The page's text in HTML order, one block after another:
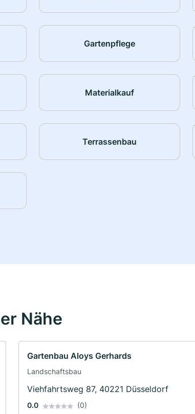
Gartenpflege
Materialkauf
Terrassenbau
Nähe
Gartenbau Aloys Gerhards
Landschaftsbau
Viehfahrtsweg 87, 40221 Düsseldorf
0.0 (0)